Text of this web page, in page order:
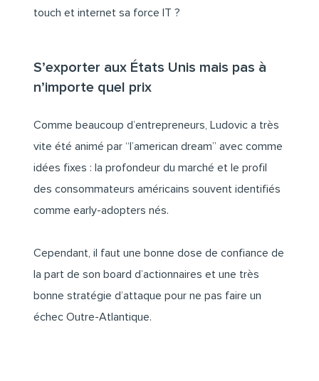
touch et internet sa force IT ?
S’exporter aux États Unis mais pas à
n’importe quel prix
Comme beaucoup d’entrepreneurs, Ludovic a très
vite été animé par “l’american dream” avec comme
idées fixes : la profondeur du marché et le profil
des consommateurs américains souvent identifiés
comme early-adopters nés.
Cependant, il faut une bonne dose de confiance de
la part de son board d’actionnaires et une très
bonne stratégie d’attaque pour ne pas faire un
échec Outre-Atlantique.